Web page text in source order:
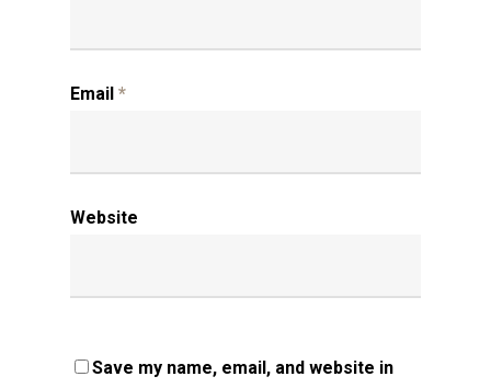
Email *
Website
Save my name, email, and website in